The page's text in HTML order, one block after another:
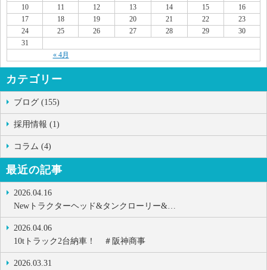
« 4月
10
11 12 13 14 15
16
17
18 19 20 21 22
23
24
25 26 27 28 29
30
31
カテゴリー
ブログ (155)
採用情報 (1)
コラム (4)
最近の記事
2026.04.16
Newトラクターヘッド&タンクローリー&…
2026.04.06
10tトラック2台納車！ ＃阪神商事
2026.03.31